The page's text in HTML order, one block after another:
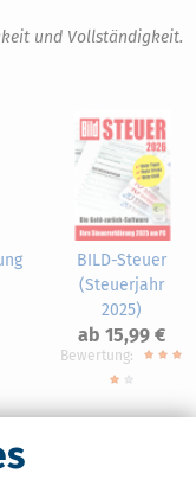
und Vollständigkeit.
BILD-Steuer
(Steuerjahr
2025)
ab 15,99 €
Bewertung: